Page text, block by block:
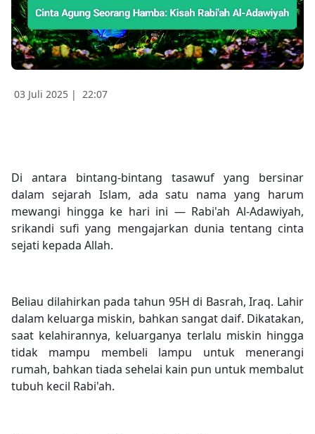
03 Juli 2025 | 22:07
Di antara bintang-bintang tasawuf yang bersinar
dalam sejarah Islam, ada satu nama yang harum
mewangi hingga ke hari ini — Rabi'ah Al-Adawiyah,
srikandi sufi yang mengajarkan dunia tentang cinta
sejati kepada Allah.
Beliau dilahirkan pada tahun 95H di Basrah, Iraq. Lahir
dalam keluarga miskin, bahkan sangat daif. Dikatakan,
saat kelahirannya, keluarganya terlalu miskin hingga
tidak mampu membeli lampu untuk menerangi
rumah, bahkan tiada sehelai kain pun untuk membalut
tubuh kecil Rabi'ah.